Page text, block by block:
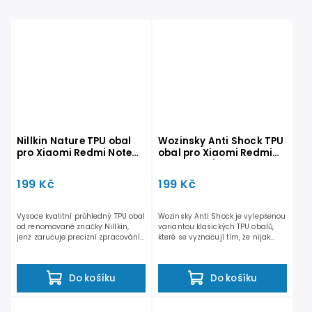
Nillkin Nature TPU obal
pro Xiaomi Redmi Note
199 Kč
Do košíku
Vysoce kvalitní průhledný TPU obal
od renomované značky Nillkin,
jenž zaručuje precizní zpracování
Wozinsky Anti Shock TPU
obal pro Xiaomi Redmi
5G čirý
199 Kč
Do košíku
Wozinsky Anti Shock je vylepšenou
variantou klasických TPU obalů,
které se vyznačují tím, že nijak